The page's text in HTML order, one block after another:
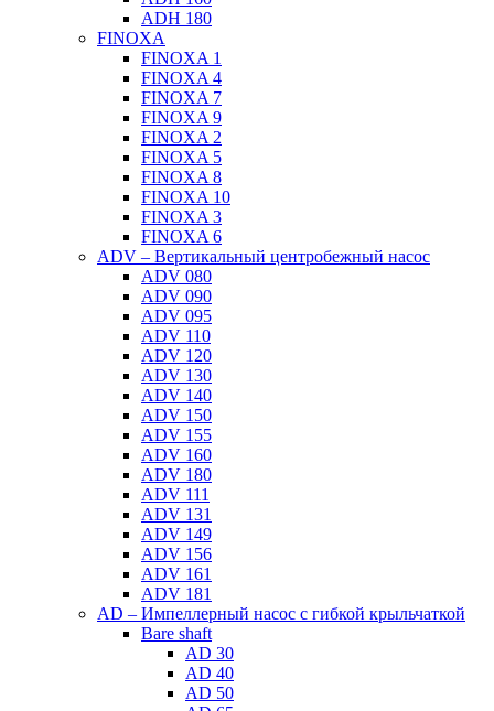
ADH 180
FINOXA
FINOXA 1
FINOXA 4
FINOXA 7
FINOXA 9
FINOXA 2
FINOXA 5
FINOXA 8
FINOXA 10
FINOXA 3
FINOXA 6
ADV – Вертикальный центробежный насос
ADV 080
ADV 090
ADV 095
ADV 110
ADV 120
ADV 130
ADV 140
ADV 150
ADV 155
ADV 160
ADV 180
ADV 111
ADV 131
ADV 149
ADV 156
ADV 161
ADV 181
AD – Импеллерный насос с гибкой крыльчаткой
Bare shaft
AD 30
AD 40
AD 50